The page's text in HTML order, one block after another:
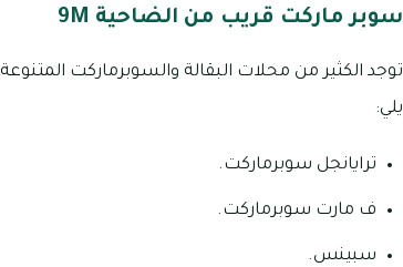
سوبر ماركت قريب من الضاحية 9M
يلي:
ترايانجل سوبرماركت.
ف مارت سوبرماركت.
سبينس.